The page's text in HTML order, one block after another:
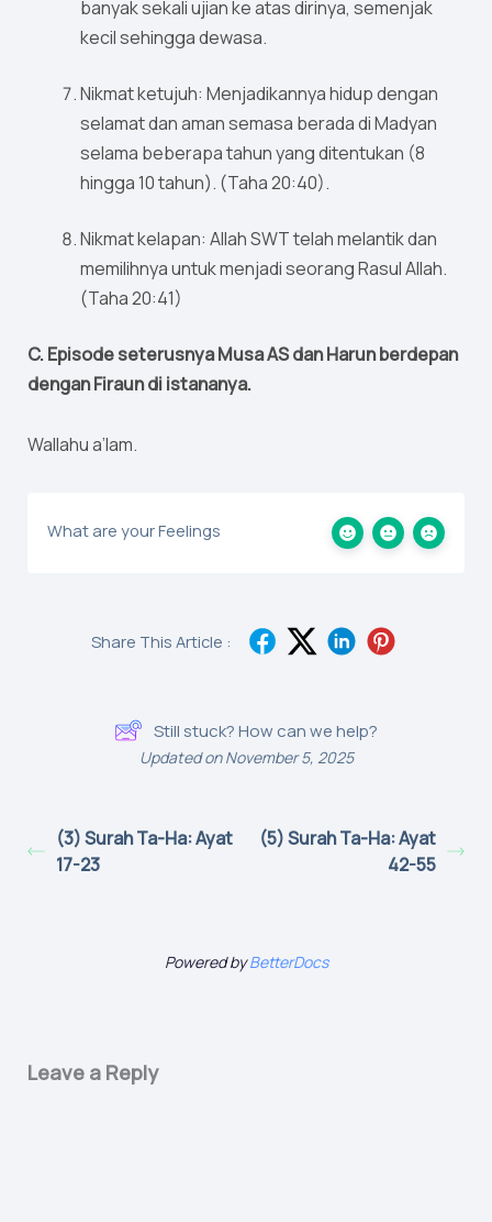
banyak sekali ujian ke atas dirinya, semenjak
kecil sehingga dewasa.
Nikmat ketujuh: Menjadikannya hidup dengan
selamat dan aman semasa berada di Madyan
selama beberapa tahun yang ditentukan (8
hingga 10 tahun). (Taha 20:40).
Nikmat kelapan: Allah SWT telah melantik dan
memilihnya untuk menjadi seorang Rasul Allah.
(Taha 20:41)
C. Episode seterusnya Musa AS dan Harun berdepan
dengan Firaun di istananya.
Wallahu a’lam.
What are your Feelings
Share This Article :
Still stuck? How can we help?
Updated on November 5, 2025
(3) Surah Ta-Ha: Ayat
17-23
(5) Surah Ta-Ha: Ayat
42-55
Powered byBetterDocs
Leave a Reply